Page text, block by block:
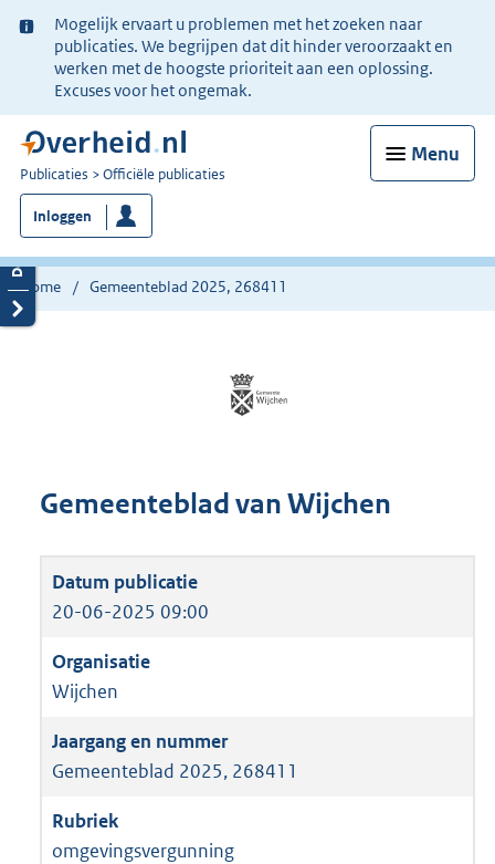
Ter
informatie:
Mogelijk ervaart u problemen met het zoeken naar
publicaties. We begrijpen dat dit hinder veroorzaakt en
werken met de hoogste prioriteit aan een oplossing.
Excuses voor het ongemak.
Menu
U
bent
nu
hier:
Publicaties Officiële publicaties
Inloggen
Home Gemeenteblad 2025, 268411
Gemeenteblad van Wijchen
20-06-2025 09:00
Wijchen
Gemeenteblad 2025, 268411
omgevingsvergunning